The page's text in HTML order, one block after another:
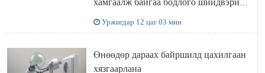
Уржигдар 12 цаг 03 мин
Өнөөдөр дараах байршилд цахилгаан
хязгаарлана